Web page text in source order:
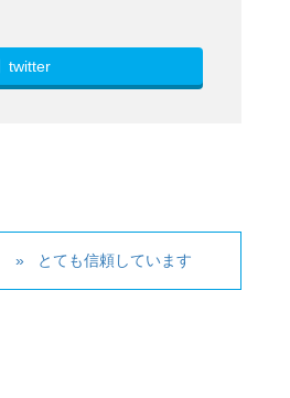
twitter
とても信頼しています